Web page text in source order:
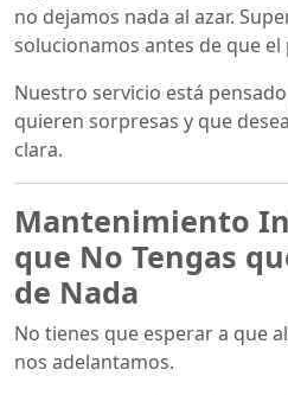
no dejamos nada al azar.
solucionamos antes de que
Nuestro servicio está
quieren sorpresas y que
clara.
Mantenimiento
que No Tengas
de Nada
No tienes que esperar a que
nos adelantamos.